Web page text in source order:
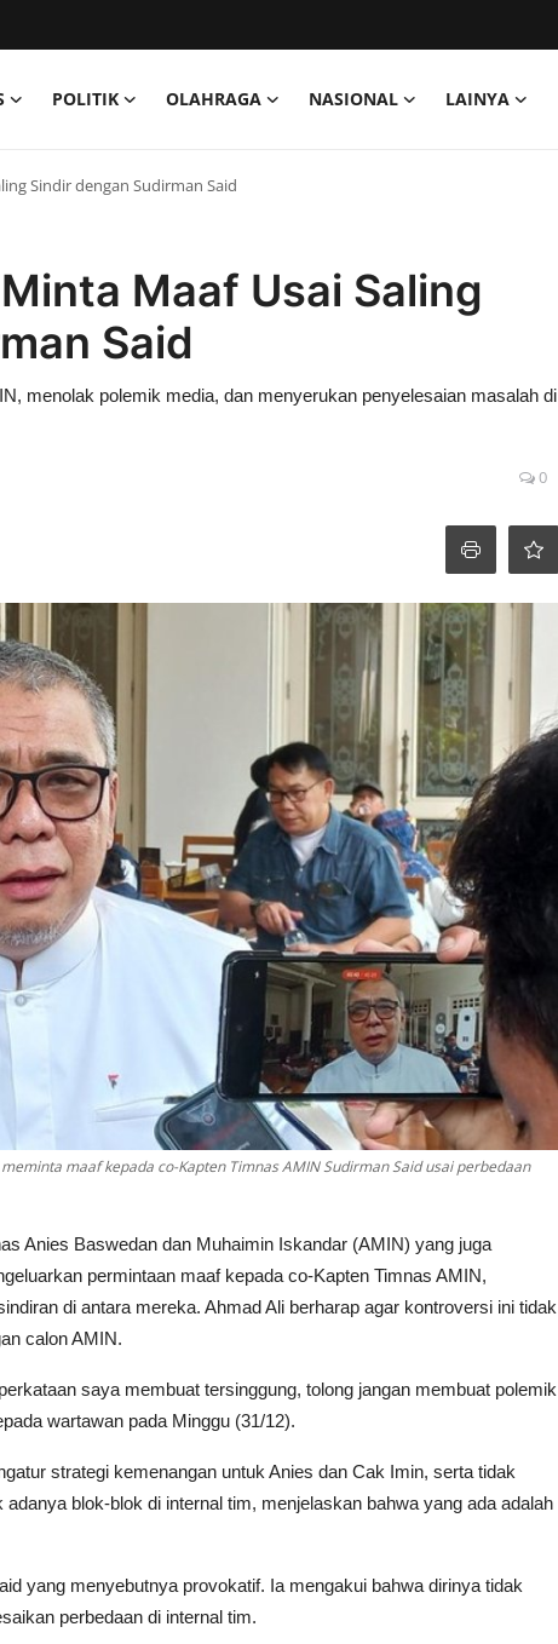
POLITIK OLAHRAGA NASIONAL
LAINYA
Sindir dengan Sudirman Said
Maaf Usai Saling
Said
menolak polemik media, dan menyerukan penyelesaian masalah di
0
maaf kepada co-Kapten Timnas AMIN Sudirman Said usai perbedaan
Anies Baswedan dan Muhaimin Iskandar (AMIN) yang juga
permintaan maaf kepada co-Kapten Timnas AMIN,
di antara mereka. Ahmad Ali berharap agar kontroversi ini tidak
calon AMIN.
saya membuat tersinggung, tolong jangan membuat polemik
wartawan pada Minggu (31/12).
strategi kemenangan untuk Anies dan Cak Imin, serta tidak
blok-blok di internal tim, menjelaskan bahwa yang ada adalah
yang menyebutnya provokatif. Ia mengakui bahwa dirinya tidak
perbedaan di internal tim.